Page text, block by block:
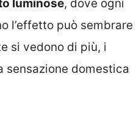
luminose, dove ogni
l’effetto può sembrare
si vedono di più, i
sensazione domestica